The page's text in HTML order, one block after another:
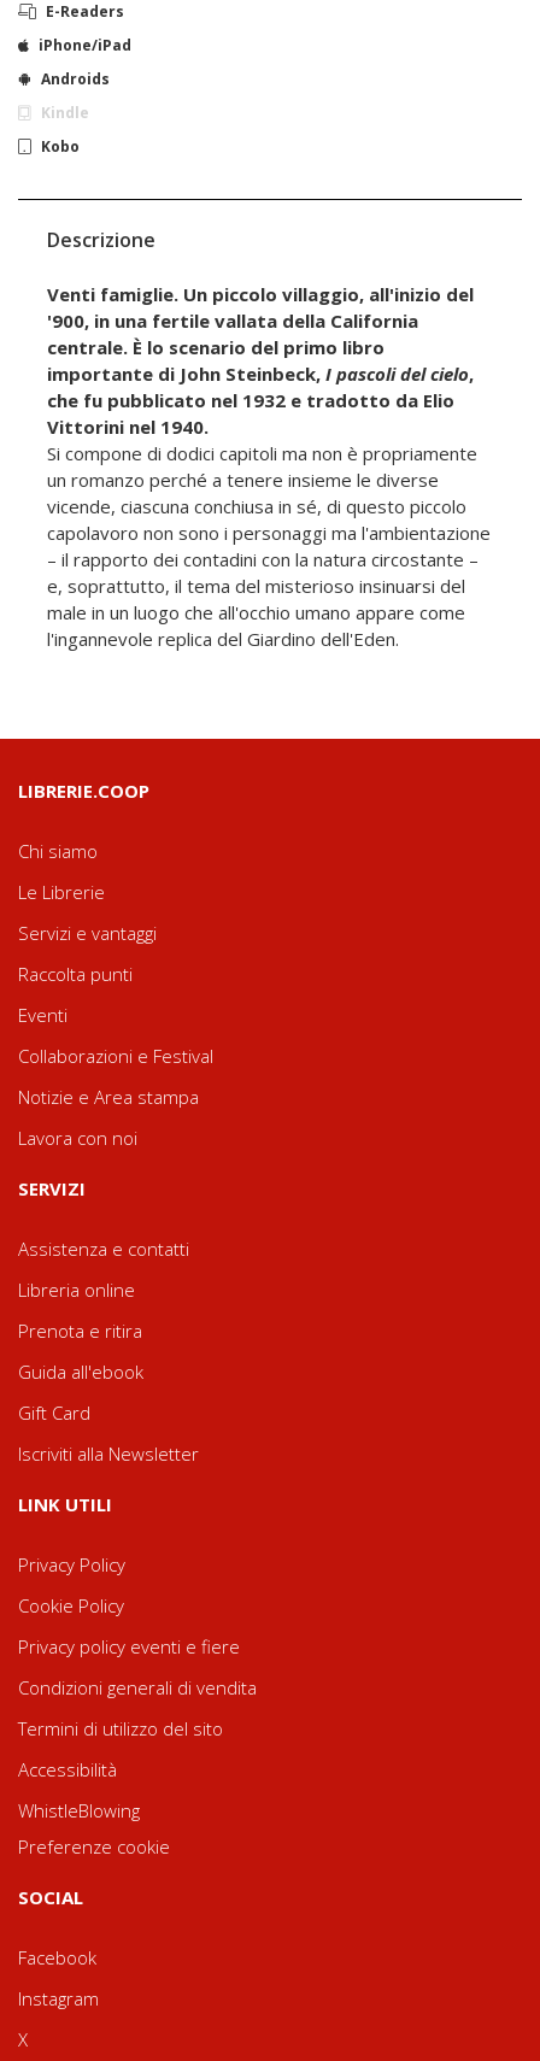
E-Readers
iPhone/iPad
Androids
Kindle
Kobo
Descrizione
Venti famiglie. Un piccolo villaggio, all'inizio del
'900, in una fertile vallata della California
centrale. È lo scenario del primo libro
importante di John Steinbeck, I pascoli del cielo,
che fu pubblicato nel 1932 e tradotto da Elio
Vittorini nel 1940.
Si compone di dodici capitoli ma non è propriamente
un romanzo perché a tenere insieme le diverse
vicende, ciascuna conchiusa in sé, di questo piccolo
capolavoro non sono i personaggi ma l'ambientazione
– il rapporto dei contadini con la natura circostante –
e, soprattutto, il tema del misterioso insinuarsi del
male in un luogo che all'occhio umano appare come
l'ingannevole replica del Giardino dell'Eden.
LIBRERIE.COOP
Chi siamo
Le Librerie
Servizi e vantaggi
Raccolta punti
Eventi
Collaborazioni e Festival
Notizie e Area stampa
Lavora con noi
SERVIZI
Assistenza e contatti
Libreria online
Prenota e ritira
Guida all'ebook
Gift Card
Iscriviti alla Newsletter
LINK UTILI
Privacy Policy
Cookie Policy
Privacy policy eventi e fiere
Condizioni generali di vendita
Termini di utilizzo del sito
Accessibilità
WhistleBlowing
Preferenze cookie
SOCIAL
Facebook
Instagram
X